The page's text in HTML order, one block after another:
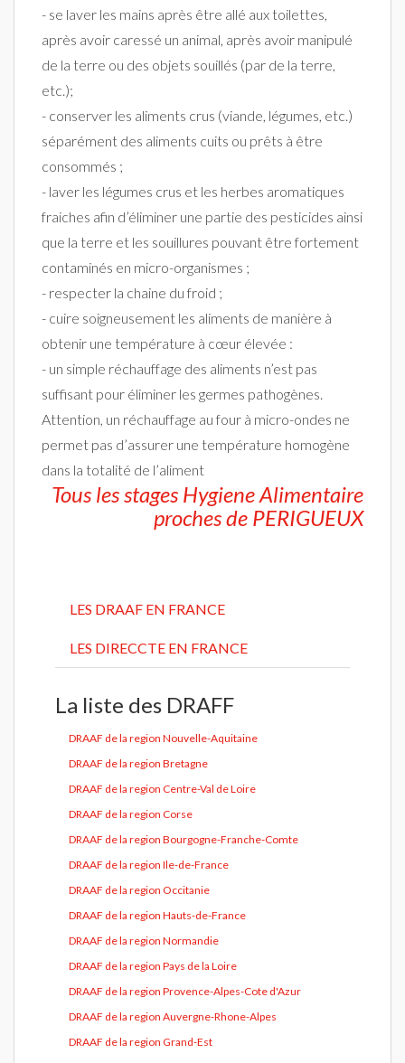
- se laver les mains après être allé aux toilettes,
après avoir caressé un animal, après avoir manipulé
de la terre ou des objets souillés (par de la terre,
etc.);
- conserver les aliments crus (viande, légumes, etc.)
séparément des aliments cuits ou prêts à être
consommés ;
- laver les légumes crus et les herbes aromatiques
fraiches afin d’éliminer une partie des pesticides ainsi
que la terre et les souillures pouvant être fortement
contaminés en micro-organismes ;
- respecter la chaine du froid ;
- cuire soigneusement les aliments de manière à
obtenir une température à cœur élevée :
- un simple réchauffage des aliments n’est pas
suffisant pour éliminer les germes pathogènes.
Attention, un réchauffage au four à micro-ondes ne
permet pas d’assurer une température homogène
dans la totalité de l’aliment
Tous les stages Hygiene Alimentaire
proches de PERIGUEUX
LES DRAAF EN FRANCE
LES DIRECCTE EN FRANCE
La liste des DRAFF
DRAAF de la region Nouvelle-Aquitaine
DRAAF de la region Bretagne
DRAAF de la region Centre-Val de Loire
DRAAF de la region Corse
DRAAF de la region Bourgogne-Franche-Comte
DRAAF de la region Ile-de-France
DRAAF de la region Occitanie
DRAAF de la region Hauts-de-France
DRAAF de la region Normandie
DRAAF de la region Pays de la Loire
DRAAF de la region Provence-Alpes-Cote d'Azur
DRAAF de la region Auvergne-Rhone-Alpes
DRAAF de la region Grand-Est